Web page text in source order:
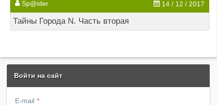
Sp@ider 14 / 12 / 2017
Тайны Города N. Часть вторая
Войти на сайт
E-mail